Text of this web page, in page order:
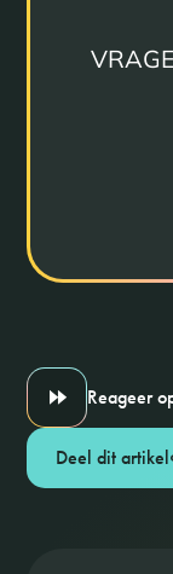
Reageer
Deel dit artikel